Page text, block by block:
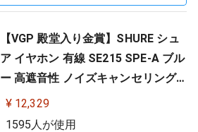
【VGP 殿堂入り金賞】SHURE シュ
ア イヤホン 有線 SE215 SPE-A ブル
ー 高遮音性 ノイズキャンセリング
ゲーム ゲーミング スペシャルエデ
ィション カナル型 ワイヤレス変換
¥ 12,329
1595人が使用